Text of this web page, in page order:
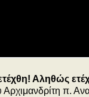
Αληθώς
Αρχιμανδρίτη π.